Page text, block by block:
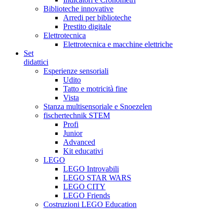
Biblioteche innovative
Arredi per biblioteche
Prestito digitale
Elettrotecnica
Elettrotecnica e macchine elettriche
Set
didattici
Esperienze sensoriali
Udito
Tatto e motricità fine
Vista
Stanza multisensoriale e Snoezelen
fischertechnik STEM
Profi
Junior
Advanced
Kit educativi
LEGO
LEGO Introvabili
LEGO STAR WARS
LEGO CITY
LEGO Friends
Costruzioni LEGO Education